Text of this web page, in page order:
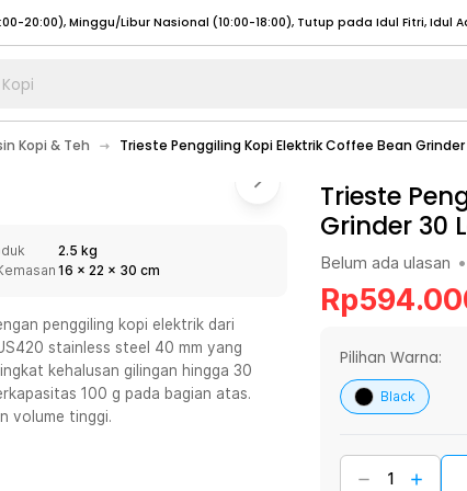
(07:00 - 20:00), Sabtu - Minggu (08:00 - 20:00), Tutup pada Idul Fitri
20:00), Sabtu - Minggu/ Libur Nasional (08:00 - 17:00) Selengkapnya
- 20:00), Sabtu - Minggu/ Libur Nasional (08:00 - 17:00) Selengkapnya
20:00), Minggu/Libur Nasional (12:00-20:00), Tutup pada Idul Fitri
20:00), Minggu/Libur Nasional (12:00-20:00), Tutup pada Idul Fitri
(07:00 - 20:00), Sabtu - Minggu (08:00 - 20:00), Tutup pada Idul Fitri
20:00), Sabtu - Minggu/ Libur Nasional (08:00 - 17:00)
Selengkapnya
Kopi & Teh Trieste Penggiling Kopi Elektrik Coffee Bean Grinder
2.5 kg
16 x 22 x 30 cm
penggiling kopi elektrik dari
stainless steel 40 mm yang
kehalusan gilingan hingga 30
100 g pada bagian atas.
volume tinggi.
Trieste
Grinder 30
Belum ada ulasan •
Rp
Pilihan Warna:
Black